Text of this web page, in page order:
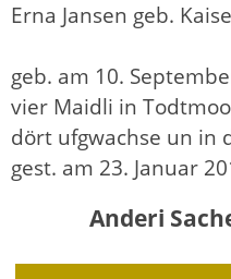
Erna Jansen geb.
geb. am 10.
vier Maidli in
dört ufgwachse un in
gest. am 23. Januar
Anderi